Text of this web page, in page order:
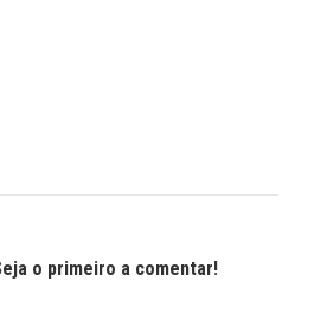
o primeiro a comentar!